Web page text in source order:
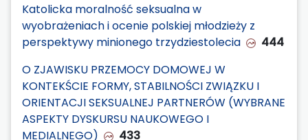
Katolicka moralność seksualna w
wyobrażeniach i ocenie polskiej młodzieży z
perspektywy minionego trzydziestolecia
444
O ZJAWISKU PRZEMOCY DOMOWEJ W
KONTEKŚCIE FORMY, STABILNOŚCI ZWIĄZKU I
ORIENTACJI SEKSUALNEJ PARTNERÓW (WYBRANE
ASPEKTY DYSKURSU NAUKOWEGO I
MEDIALNEGO)
433